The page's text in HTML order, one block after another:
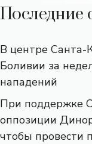
Последние
В центре Санта-
Боливии за
нападений
При поддержке
оппозиции
чтобы провести